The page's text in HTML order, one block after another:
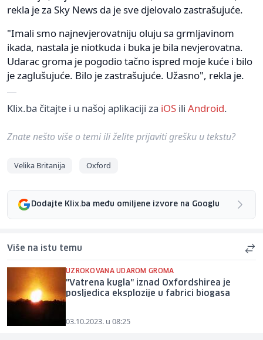
rekla je za Sky News da je sve djelovalo zastrašujuće.
"Imali smo najnevjerovatniju oluju sa grmljavinom
ikada, nastala je niotkuda i buka je bila nevjerovatna.
Udarac groma je pogodio tačno ispred moje kuće i bilo
je zaglušujuće. Bilo je zastrašujuće. Užasno", rekla je.
Klix.ba čitajte i u našoj aplikaciji za iOS ili Android.
Znate nešto više o temi ili želite prijaviti grešku u tekstu?
Velika Britanija Oxford
Dodajte Klix.ba među omiljene izvore na Googlu
Više na istu temu
UZROKOVANA UDAROM GROMA
"Vatrena kugla" iznad Oxfordshirea je
posljedica eksplozije u fabrici biogasa
03.10.2023. u 08:25